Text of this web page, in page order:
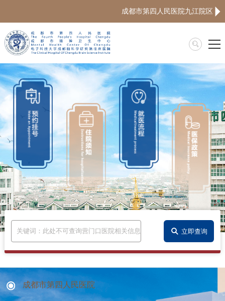
成都市第四人民医院九江院区

 立即查询
成都市第四人民医院